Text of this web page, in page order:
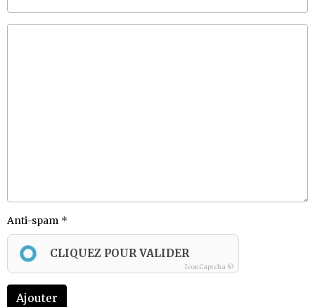
Anti-spam
CLIQUEZ POUR VALIDER
IconCaptcha ©
Ajouter